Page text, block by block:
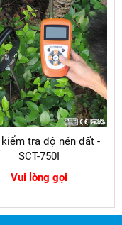
tra độ nén đất -
SCT-750I
Vui lòng gọi